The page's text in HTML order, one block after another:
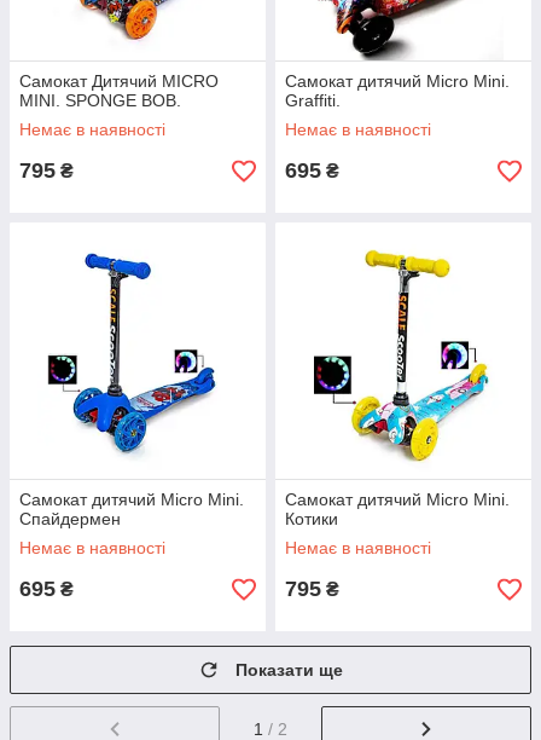
Самокат Дитячий MICRO
MINI. SPONGE BOB.
Немає в наявності
795 ₴
Самокат дитячий Micro Mini.
Graffiti.
Немає в наявності
695 ₴
Самокат дитячий Micro Mini.
Спайдермен
Немає в наявності
695 ₴
Самокат дитячий Micro Mini.
Котики
Немає в наявності
795 ₴
Показати ще
1 / 2